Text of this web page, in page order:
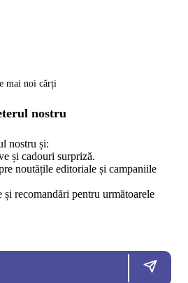
mai noi cărți
nostru
nostru și:
și cadouri surpriză.
noutățile editoriale și campaniile
recomandări pentru următoarele